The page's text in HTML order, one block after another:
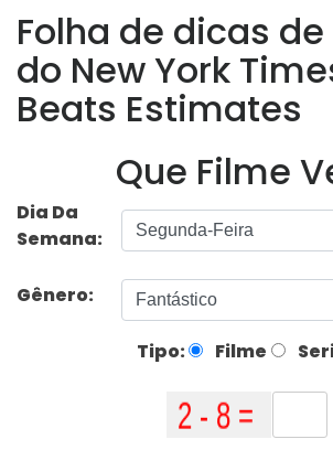
Folha de dicas
do New York
Beats Estimates
Que Filme
Dia Da
Semana:
Gênero:
Tipo: Filme